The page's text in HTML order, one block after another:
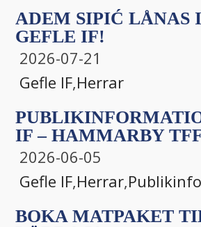
ADEM SIPIĆ LÅNAS
GEFLE IF!
2026-07-21
Gefle IF,Herrar
IF – HAMMARBY
2026-06-05
Gefle IF,Herrar,
BOKA MATPAKET